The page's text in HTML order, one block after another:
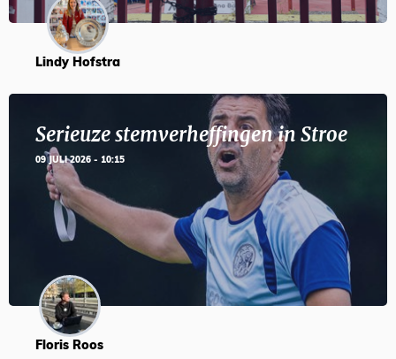
Lindy Hofstra
Serieuze stemverheffingen in Stroe
09 JULI 2026 - 10:15
Floris Roos